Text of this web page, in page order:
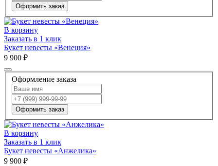
Оформить заказ
В корзину
Заказать в 1 клик
Букет невесты «Венеция»
9 900 ₽
Оформление заказа
Оформить заказ
В корзину
Заказать в 1 клик
Букет невесты «Анжелика»
9 900 ₽